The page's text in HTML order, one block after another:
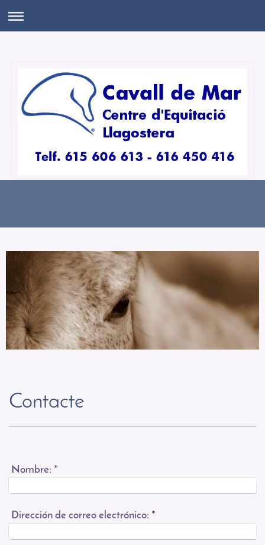
Contacte
Nombre: *
Dirección de correo electrónico: *